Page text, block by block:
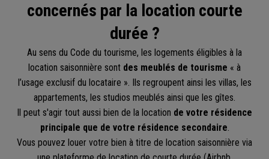
concernés par la location courte
durée ?
Au sens du Code du tourisme, les logements éligibles à la
location saisonnière sont des meublés de tourisme « à
l’usage exclusif du locataire ». Ils regroupent ainsi les villas, les
appartements, les studios meublés ainsi que les gîtes.
Il peut s'agir tout aussi bien de la location de votre résidence
principale que de votre résidence secondaire.
Vous pouvez louer votre bien à titre de location saisonnière via